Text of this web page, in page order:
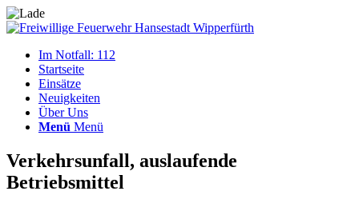
Im Notfall: 112
Startseite
Einsätze
Neuigkeiten
Über Uns
Menü Menü
Verkehrsunfall, auslaufende
Betriebsmittel